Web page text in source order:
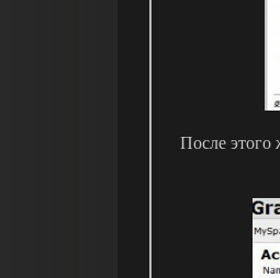
После